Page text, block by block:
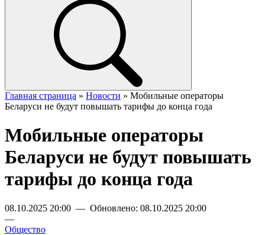
Главная страница » Новости » Мобильные операторы
Беларуси не будут повышать тарифы до конца года
Мобильные операторы
Беларуси не будут повышать
тарифы до конца года
08.10.2025 20:00 — Обновлено: 08.10.2025 20:00
—
Общество